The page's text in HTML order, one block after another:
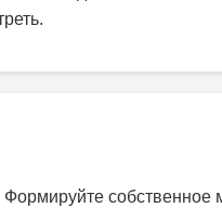
собственное